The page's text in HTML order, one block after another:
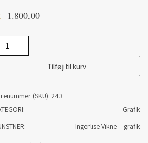
1.800,00
Tilføj til kurv
(SKU): 243
Grafik
Ingerlise Vikne – grafik